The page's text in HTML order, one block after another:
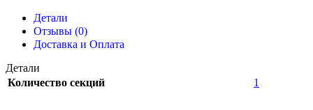
Детали
Отзывы (0)
Доставка и Оплата
Детали
Количество секций
1